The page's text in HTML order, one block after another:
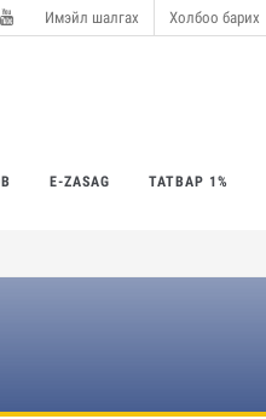
Имэйл шалгах Холбоо барих
E-ZASAG ТАТВАР 1%